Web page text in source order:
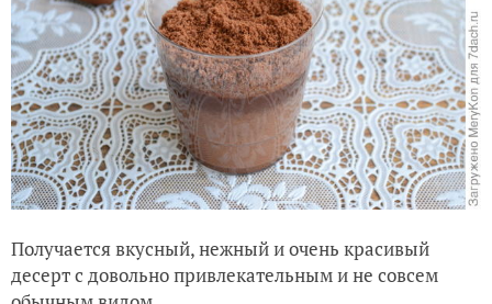
Получается вкусный, нежный и очень красивый
десерт с довольно привлекательным и не совсем